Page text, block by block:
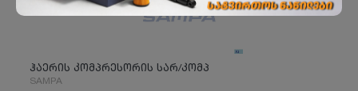
ჰაერის კომპრესორის სარ/კომპ
SAMPA